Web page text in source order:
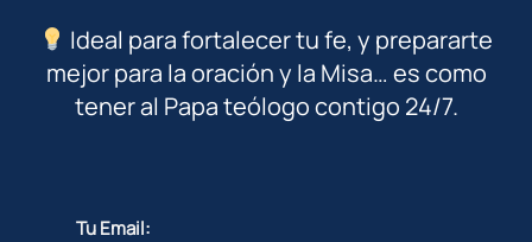
Ideal para fortalecer tu fe, y prepararte
mejor para la oración y la Misa… es como
tener al Papa teólogo contigo 24/7.
Tu Email: